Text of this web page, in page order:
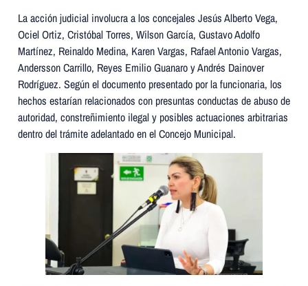
La acción judicial involucra a los concejales Jesús Alberto Vega,
Ociel Ortiz, Cristóbal Torres, Wilson García, Gustavo Adolfo
Martínez, Reinaldo Medina, Karen Vargas, Rafael Antonio Vargas,
Andersson Carrillo, Reyes Emilio Guanaro y Andrés Dainover
Rodríguez. Según el documento presentado por la funcionaria, los
hechos estarían relacionados con presuntas conductas de abuso de
autoridad, constreñimiento ilegal y posibles actuaciones arbitrarias
dentro del trámite adelantado en el Concejo Municipal.